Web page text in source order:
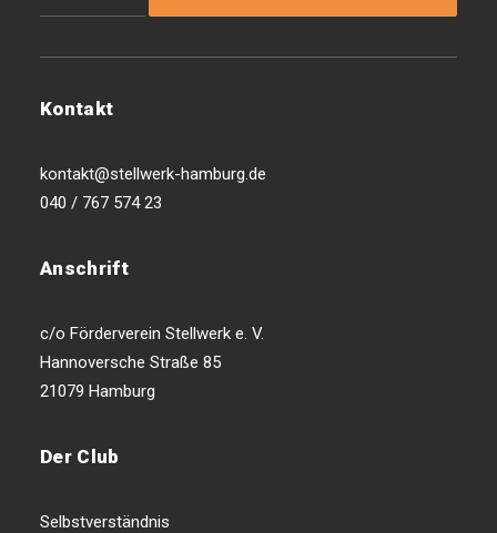
Kontakt
kontakt@stellwerk-hamburg.de
040 / 767 574 23
Anschrift
c/o Förderverein Stellwerk e. V.
Hannoversche Straße 85
21079 Hamburg
Der Club
Selbstverständnis